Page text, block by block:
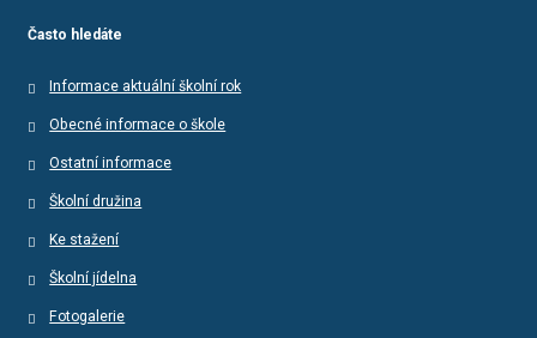
Často hledáte
Informace aktuální školní rok
Obecné informace o škole
Ostatní informace
Školní družina
Ke stažení
Školní jídelna
Fotogalerie